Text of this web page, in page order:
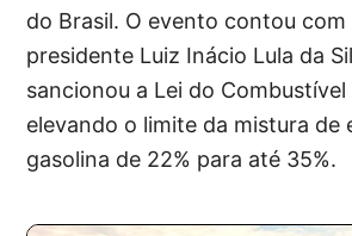
do Brasil. O evento contou com
presidente Luiz Inácio Lula da
sancionou a Lei do
elevando o limite da mistura de
gasolina de 22% para até 35%.